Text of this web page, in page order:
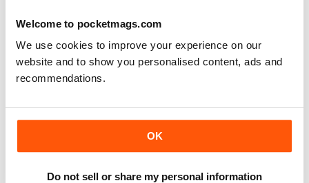
Welcome to pocketmags.com
We use cookies to improve your experience on our
website and to show you personalised content, ads and
recommendations.
OK
Do not sell or share my personal information
Great magazine for all motorbike enthusiasts
Recensito 18 luglio 2019
Recensito 15 luglio 2019